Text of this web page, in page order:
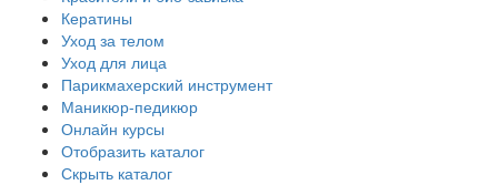
Кератины
Уход за телом
Уход для лица
Парикмахерский инструмент
Маникюр-педикюр
Онлайн курсы
Отобразить каталог
Скрыть каталог